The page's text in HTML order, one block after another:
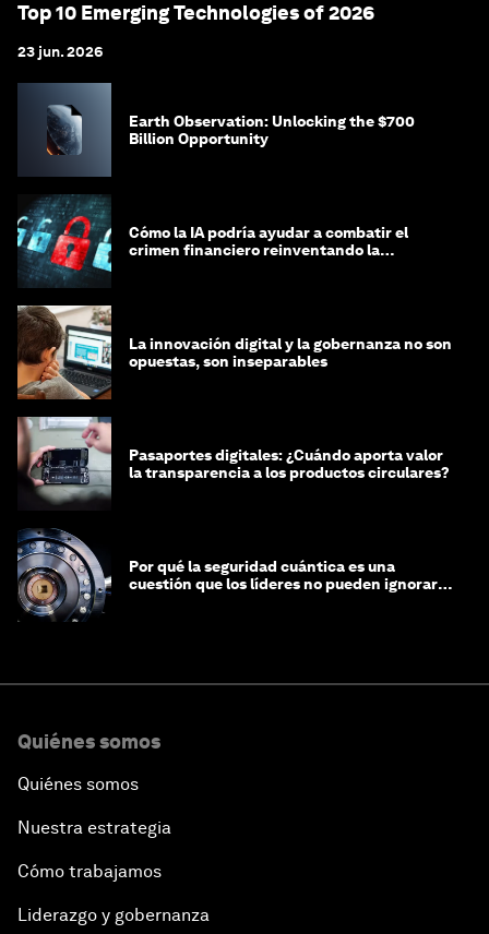
Top 10 Emerging Technologies of 2026
23 jun. 2026
Earth Observation: Unlocking the $700
Billion Opportunity
Cómo la IA podría ayudar a combatir el
crimen financiero reinventando la
La innovación digital y la gobernanza no son
opuestas, son inseparables
Pasaportes digitales: ¿Cuándo aporta valor
la transparencia a los productos circulares?
Por qué la seguridad cuántica es una
cuestión que los líderes no pueden ignorar
Quiénes somos
Quiénes somos
Nuestra estrategia
Cómo trabajamos
Liderazgo y gobernanza